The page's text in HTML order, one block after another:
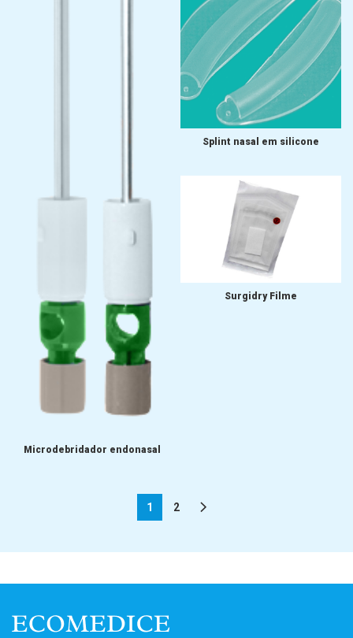
Microdebridador endonasal
Splint nasal em silicone
Surgidry Filme
1 2